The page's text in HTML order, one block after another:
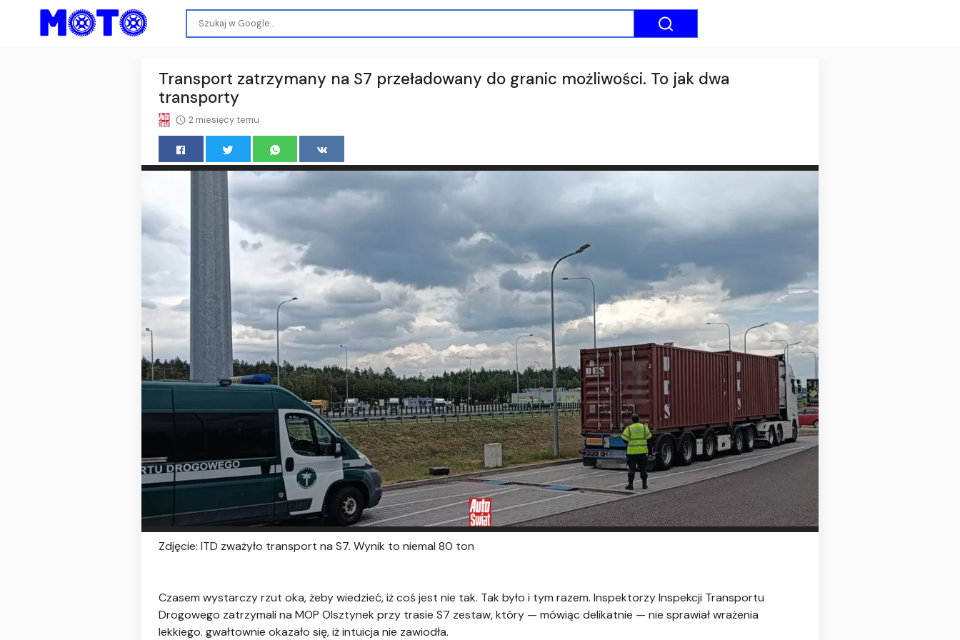
Transport zatrzymany na S7 przeładowany do granic możliwości. To jak dwa
transporty
2 miesięcy temu
Zdjęcie: ITD zważyło transport na S7. Wynik to niemal 80 ton
Czasem wystarczy rzut oka, żeby wiedzieć, iż coś jest nie tak. Tak było i tym razem. Inspektorzy Inspekcji Transportu
Drogowego zatrzymali na MOP Olsztynek przy trasie S7 zestaw, który — mówiąc delikatnie — nie sprawiał wrażenia
lekkiego. gwałtownie okazało się, iż intuicja nie zawiodła.